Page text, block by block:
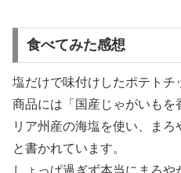
食べてみた感想
塩だけで味付けしたポテトチ
商品には「国産じゃがいも
リア州産の海塩を使い、まろ
と書かれています。